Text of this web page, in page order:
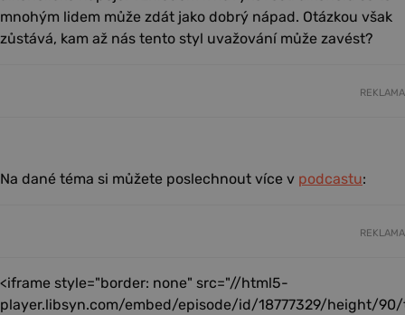
mnohým lidem může zdát jako dobrý nápad. Otázkou však
zůstává, kam až nás tento styl uvažování může zavést?
REKLAMA
Na dané téma si můžete poslechnout více v podcastu:
REKLAMA
<iframe style="border: none" src="//html5-
player.libsyn.com/embed/episode/id/18777329/height/